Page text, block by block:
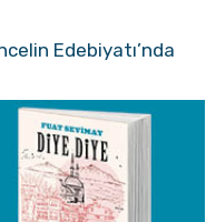
Edebiyatı’nda